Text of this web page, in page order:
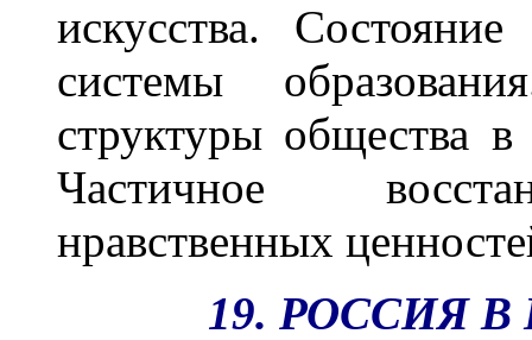
искусства.
системы
структуры общества
Частичное
нравственных
19. РОССИЯ